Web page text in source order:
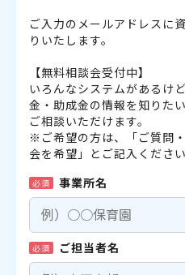
ご入力のメールアドレスに
りいたします。
【無料相談会受付中】
いろんなシステムがあるけ
金・助成金の情報を知りた
ご相談いただけます。
※ご希望の方は、「ご質問
会を希望」とご記入ください
必須 事業所名
必須 ご担当者名